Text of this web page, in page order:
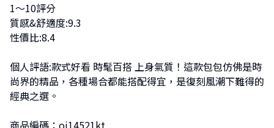
1～10評分
質感&舒適度:9.3
性價比:8.4
個人評語:款式好看 時髦百搭 上身氣質！這款包包仿佛是時
尚界的精品，各種場合都能搭配得宜，是復刻風潮下難得的
經典之選。